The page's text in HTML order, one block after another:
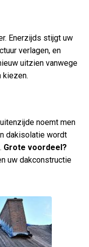
Enerzijds stijgt uw
verlagen, en
uitzien vanwege
kiezen.
noemt men
dakisolatie wordt
Grote voordeel?
uw dakconstructie